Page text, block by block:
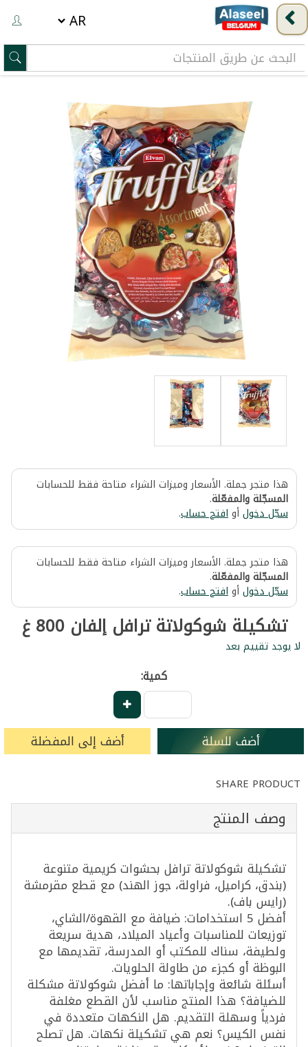
هذا متجر جملة. الأسعار وميزات الشراء متاحة فقط للحسابات
المسجّلة والمفعّلة.
سجّل دخولأوافتح حساب.
هذا متجر جملة. الأسعار وميزات الشراء متاحة فقط للحسابات
المسجّلة والمفعّلة.
سجّل دخولأوافتح حساب.
تشكيلة شوكولاتة ترافل إلفان 800 غ
لا يوجد تقييم بعد
كمية:
أضف للسلة أضف إلى المفضلة
SHARE PRODUCT
وصف المنتج
تشكيلة شوكولاتة ترافل بحشوات كريمية متنوعة
(بندق، كراميل، فراولة، جوز الهند) مع قطع مقرمشة
(رايس باف).
أفضل 5 استخدامات: ضيافة مع القهوة/الشاي،
توزيعات للمناسبات وأعياد الميلاد، هدية سريعة
ولطيفة، سناك للمكتب أو المدرسة، تقديمها مع
البوظة أو كجزء من طاولة الحلويات.
أسئلة شائعة وإجاباتها: ما أفضل شوكولاتة مشكلة
للضيافة؟ هذا المنتج مناسب لأن القطع مغلفة
فردياً وسهلة التقديم. هل النكهات متعددة في
نفس الكيس؟ نعم هي تشكيلة نكهات. هل تصلح